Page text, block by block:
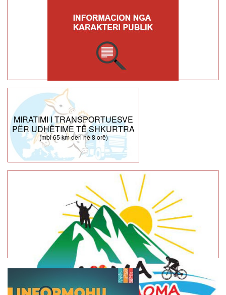
MIRATIMI I TRANSPORTUESVE
PËR UDHËTIME TË SHKURTRA
(mbi 65 km deri në 8 orë)